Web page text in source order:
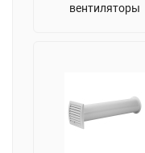
вентиляторы